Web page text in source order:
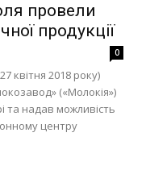
провели
продукції
0
квітня 2018 року)
(«Молокія»)
та надав можливість
центру